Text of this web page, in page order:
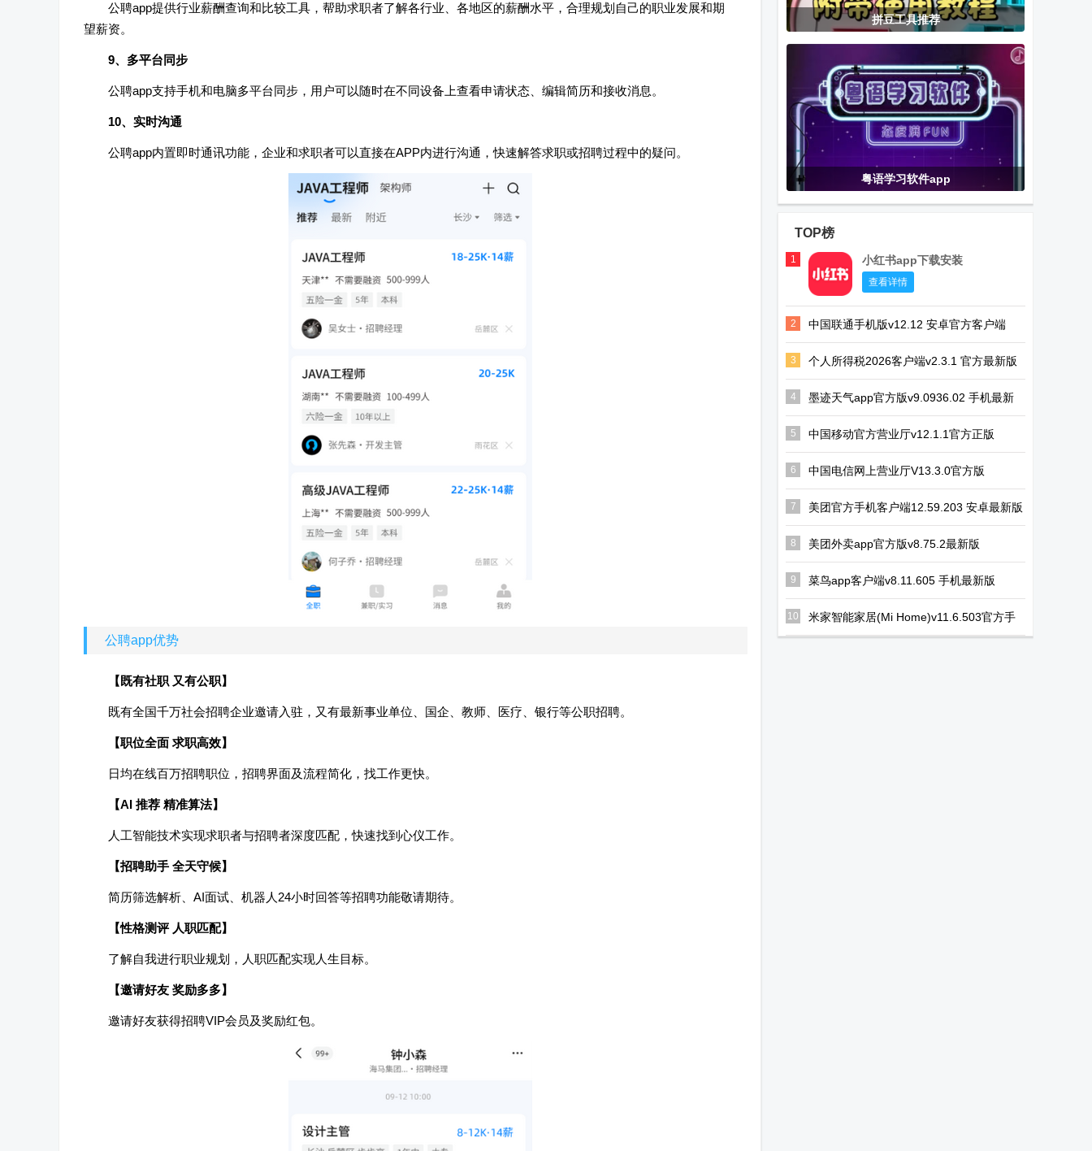
公聘app提供行业薪酬查询和比较工具，帮助求职者了解各行业、各地区的薪酬水平，合理规划自己的职业发展和期
望薪资。
9、多平台同步
公聘app支持手机和电脑多平台同步，用户可以随时在不同设备上查看申请状态、编辑简历和接收消息。
10、实时沟通
公聘app内置即时通讯功能，企业和求职者可以直接在APP内进行沟通，快速解答求职或招聘过程中的疑问。
公聘app优势
【既有社职 又有公职】
既有全国千万社会招聘企业邀请入驻，又有最新事业单位、国企、教师、医疗、银行等公职招聘。
【职位全面 求职高效】
日均在线百万招聘职位，招聘界面及流程简化，找工作更快。
【AI 推荐 精准算法】
人工智能技术实现求职者与招聘者深度匹配，快速找到心仪工作。
【招聘助手 全天守候】
简历筛选解析、AI面试、机器人24小时回答等招聘功能敬请期待。
【性格测评 人职匹配】
了解自我进行职业规划，人职匹配实现人生目标。
【邀请好友 奖励多多】
邀请好友获得招聘VIP会员及奖励红包。
拼豆工具推荐
粤语学习软件app
TOP榜
1 小红书app下载安装
查看详情
2 中国联通手机版v12.12 安卓官方客户端
3 个人所得税2026客户端v2.3.1 官方最新版
4
墨迹天气app官方版v9.0936.02 手机最新
版
5 中国移动官方营业厅v12.1.1官方正版
6 中国电信网上营业厅V13.3.0官方版
7 美团官方手机客户端12.59.203 安卓最新版
8 美团外卖app官方版v8.75.2最新版
9 菜鸟app客户端v8.11.605 手机最新版
10
米家智能家居(Mi Home)v11.6.503官方手
机版